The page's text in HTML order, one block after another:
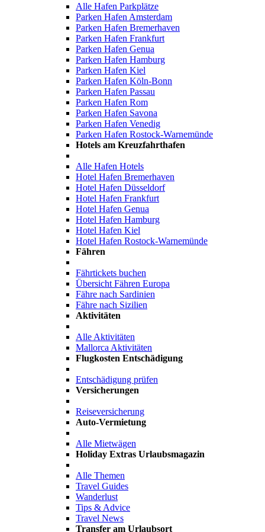
Alle Hafen Parkplätze
Parken Hafen Amsterdam
Parken Hafen Bremerhaven
Parken Hafen Frankfurt
Parken Hafen Genua
Parken Hafen Hamburg
Parken Hafen Kiel
Parken Hafen Köln-Bonn
Parken Hafen Passau
Parken Hafen Rom
Parken Hafen Savona
Parken Hafen Venedig
Parken Hafen Rostock-Warnemünde
Hotels am Kreuzfahrthafen
Alle Hafen Hotels
Hotel Hafen Bremerhaven
Hotel Hafen Düsseldorf
Hotel Hafen Frankfurt
Hotel Hafen Genua
Hotel Hafen Hamburg
Hotel Hafen Kiel
Hotel Hafen Rostock-Warnemünde
Fähren
Fährtickets buchen
Übersicht Fähren Europa
Fähre nach Sardinien
Fähre nach Sizilien
Aktivitäten
Alle Aktivitäten
Mallorca Aktivitäten
Flugkosten Entschädigung
Entschädigung prüfen
Versicherungen
Reiseversicherung
Auto-Vermietung
Alle Mietwägen
Holiday Extras Urlaubsmagazin
Alle Themen
Travel Guides
Wanderlust
Tips & Advice
Travel News
Transfer am Urlaubsort